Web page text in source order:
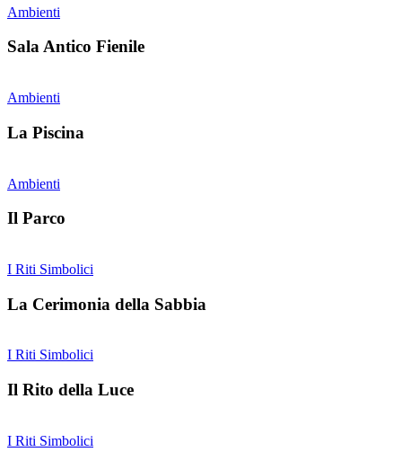
Ambienti
Sala Antico Fienile
Ambienti
La Piscina
Ambienti
Il Parco
I Riti Simbolici
La Cerimonia della Sabbia
I Riti Simbolici
Il Rito della Luce
I Riti Simbolici